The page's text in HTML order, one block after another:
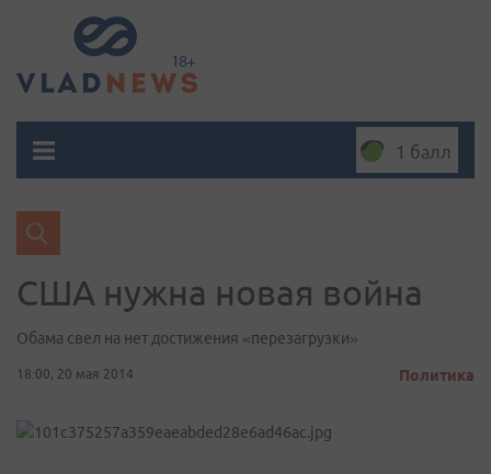
1 балл
США нужна новая война
Обама свел на нет достижения «перезагрузки»
18:00, 20 мая 2014 Политика